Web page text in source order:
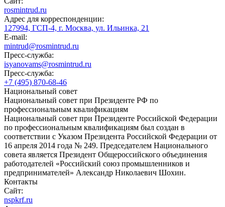
rosmintrud.ru
Адрес для корреспонденции:
127994, ГСП-4, г. Москва, ул. Ильинка, 21
E-mail:
mintrud@rosmintrud.ru
Пресс-служба:
isyanovams@rosmintrud.ru
Пресс-служба:
+7 (495) 870-68-46
Национальный совет
Национальный совет при Президенте РФ по
профессиональным квалификациям
Национальный совет при Президенте Российской Федерации
по профессиональным квалификациям был создан в
соответствии с Указом Президента Российской Федерации от
16 апреля 2014 года № 249. Председателем Национального
совета является Президент Общероссийского объединения
работодателей «Российский союз промышленников и
предпринимателей» Александр Николаевич Шохин.
Контакты
Сайт:
nspkrf.ru